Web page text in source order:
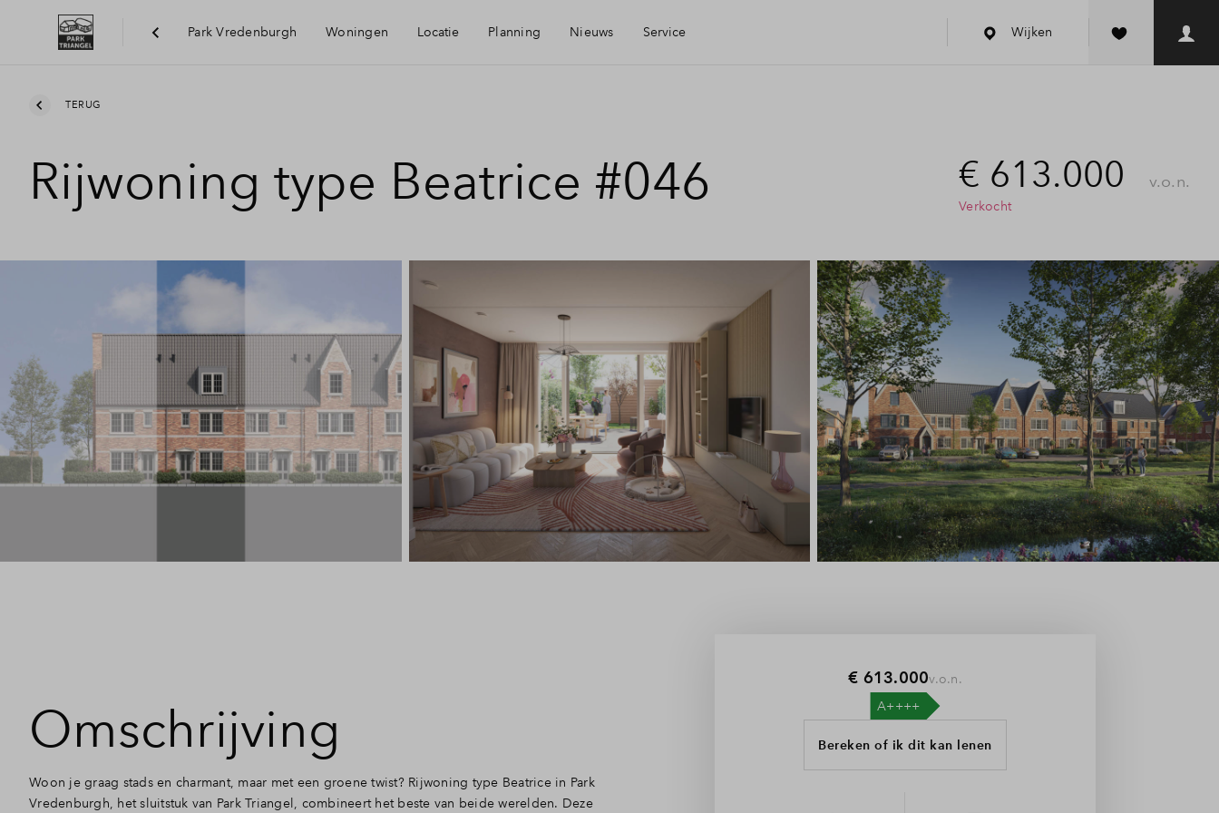
Park Vredenburgh Woningen Locatie
Voorzieningen
Planning Nieuws Service
Financiele check
Woning kopen
Leeswijzer
Veelgestelde vragen
Contact
Wijken
TERUG
Rijwoning type Beatrice #046 € 613.000 v.o.n.
Verkocht
Omschrijving
Woon je graag stads en charmant, maar met een groene twist? Rijwoning type Beatrice in Park
Vredenburgh, het sluitstuk van Park Triangel, combineert het beste van beide werelden. Deze
€ 613.000v.o.n.
Bereken of ik dit kan lenen